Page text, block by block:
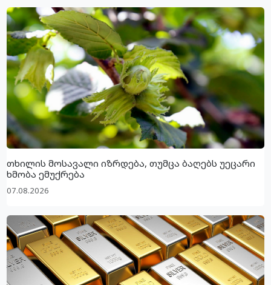
თხილის მოსავალი იზრდება, თუმცა ბაღებს უეცარი
ხმობა ემუქრება
07.08.2026